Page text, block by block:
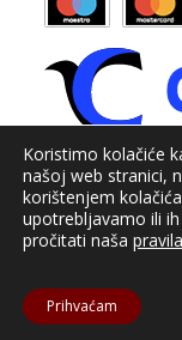
Koristimo kolačiće
našoj web stranici,
korištenjem
upotrebljavamo ili
pročitati naša
Prihvaćam